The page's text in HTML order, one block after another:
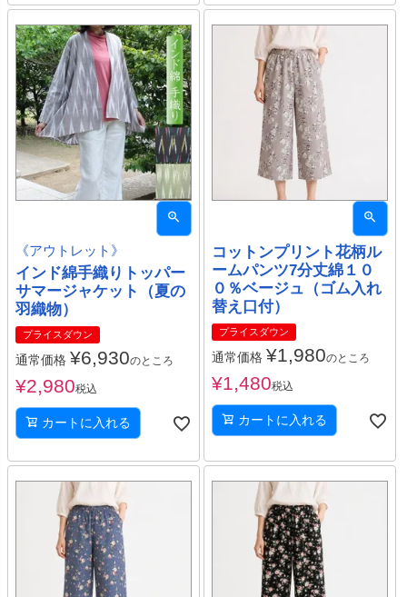
《アウトレット》
インド綿手織りトッパー
サマージャケット（夏の
羽織物）
プライスダウン
通常価格 ¥6,930のところ
¥2,980税込
カートに入れる
コットンプリント花柄ル
ームパンツ7分丈綿１０
０％ベージュ（ゴム入れ
替え口付）
プライスダウン
通常価格 ¥1,980のところ
¥1,480税込
カートに入れる